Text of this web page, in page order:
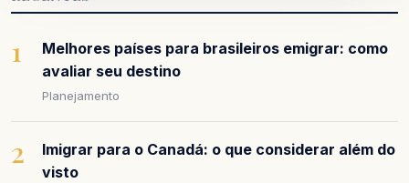
1
Melhores países para brasileiros emigrar: como
avaliar seu destino
Planejamento
2
Imigrar para o Canadá: o que considerar além do
visto